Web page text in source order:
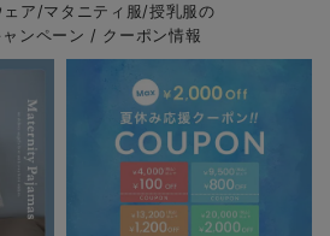
ェア/マタニティ服/授乳服の
ンペーン / クーポン情報